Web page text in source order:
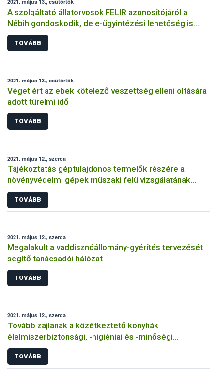
2021. május 13., csütörtök
A szolgáltató állatorvosok FELIR azonosítójáról a
Nébih gondoskodik, de e-ügyintézési lehetőség is
rendelkezésre áll
TOVÁBB
2021. május 13., csütörtök
Véget ért az ebek kötelező veszettség elleni oltására
adott türelmi idő
TOVÁBB
2021. május 12., szerda
Tájékoztatás géptulajdonos termelők részére a
növényvédelmi gépek műszaki felülvizsgálatának
kötelezőségéről
TOVÁBB
2021. május 12., szerda
Megalakult a vaddisznóállomány-gyérítés tervezését
segítő tanácsadói hálózat
TOVÁBB
2021. május 12., szerda
Tovább zajlanak a közétkeztető konyhák
élelmiszerbiztonsági, -higiéniai és -minőségi
minősítései
TOVÁBB